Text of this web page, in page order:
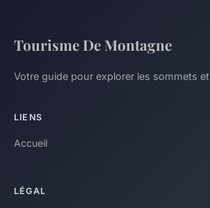
Tourisme De Montagne
Votre guide pour explorer les sommets
LIENS
Accueil
LÉGAL